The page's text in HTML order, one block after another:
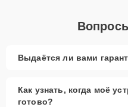
Выдаётся ли вами
Как узнать, когда моё
готово?